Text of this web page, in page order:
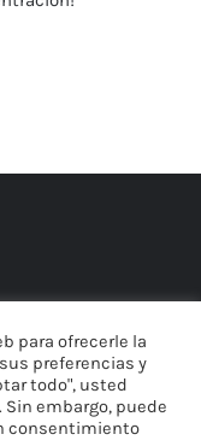
para ofrecerle la
preferencias y
todo", usted
Sin embargo, puede
consentimiento